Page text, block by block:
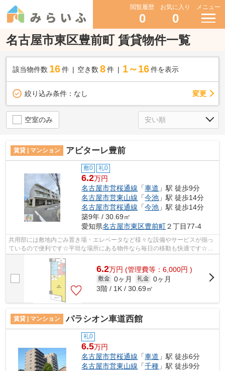
閲覧履歴
0
お気に入り
0
メニュー
名古屋市東区豊前町 賃貸物件一覧
該当物件数 16件 空き数 8 件 1～16 件を表示
絞り込み条件： なし 変更
空室のみ
賃貸 | マンション アビターレ豊前
敷0 礼0
6.2万円
名古屋市営桜通線 「車道 」駅 徒歩9分
名古屋市営東山線 「今池 」駅 徒歩14分
名古屋市営桜通線 「今池 」駅 徒歩14分
築9年 / 30.69㎡
愛知県名古屋市東区豊前町２丁目77-4
共用部には敷地内ごみ置き場・エレベータなど様々な設備やサービスが揃っ
ているので便利です☆平坦な場所にある物件なら毎日の移動も快適です☆駅
から徒歩9分の物件で、アクセス良好です...
6.2万円 (管理費等：6,000円 )
敷金 0ヶ月 礼金 0ヶ月
3階 / 1K / 30.69㎡
賃貸 | マンション パラシオン車道西館
礼0
6.5万円
名古屋市営桜通線 「車道 」駅 徒歩6分
名古屋市営東山線 「千種 」駅 徒歩9分